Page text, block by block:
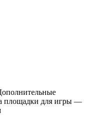
площадки для игры —